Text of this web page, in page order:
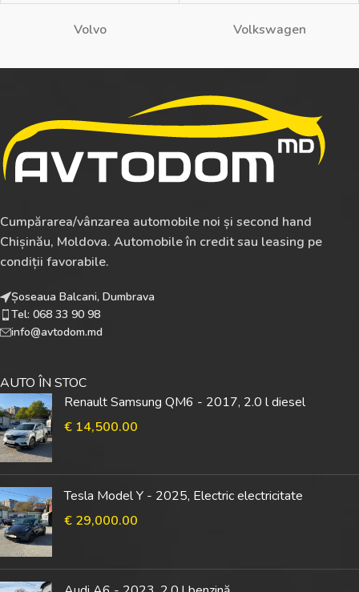
Volvo Volkswagen
Cumpărarea/vânzarea automobile noi și second hand
Chișinău, Moldova. Automobile în credit sau leasing pe
condiții favorabile.
Șoseaua Balcani, Dumbrava
Tel: 068 33 90 98
info@avtodom.md
AUTO ÎN STOC
Renault Samsung QM6 - 2017, 2.0 l diesel
€ 14,500.00
Tesla Model Y - 2025, Electric electricitate
€ 29,000.00